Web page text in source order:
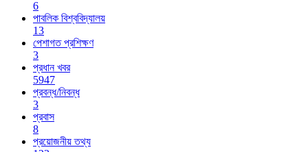
6
পাবলিক বিশ্ববিদ্যালয়
13
পেশাগত প্রশিক্ষণ
3
প্রধান খবর
5947
প্রবন্ধ/নিবন্ধ
3
প্রবাস
8
প্রয়োজনীয় তথ্য